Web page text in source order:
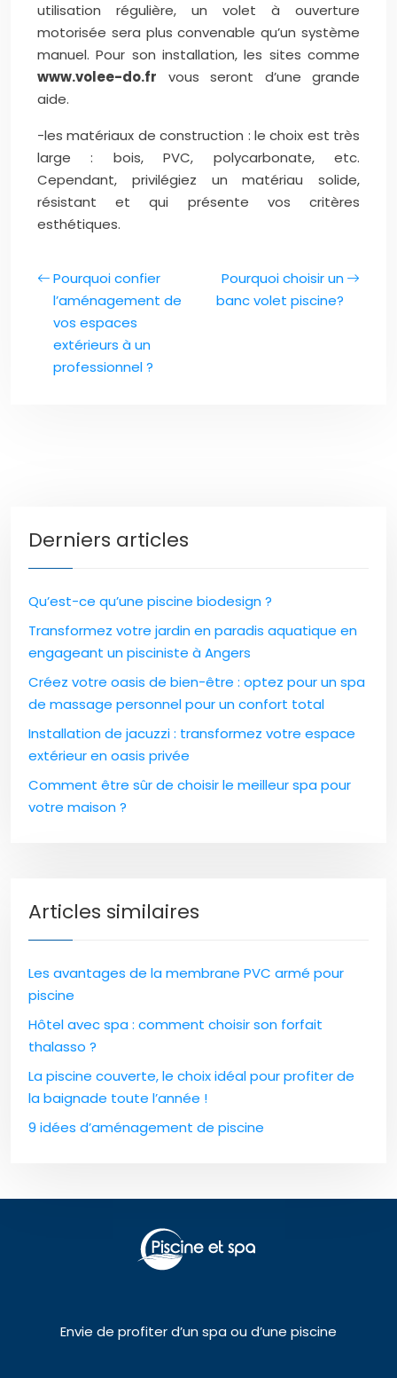
utilisation régulière, un volet à ouverture
motorisée sera plus convenable qu’un système
manuel. Pour son installation, les sites comme
www.volee-do.fr vous seront d’une grande
aide.
-les matériaux de construction : le choix est très
large : bois, PVC, polycarbonate, etc.
Cependant, privilégiez un matériau solide,
résistant et qui présente vos critères
esthétiques.
Pourquoi confier
l’aménagement de
vos espaces
extérieurs à un
professionnel ?
Pourquoi choisir un
banc volet piscine?
Derniers articles
Qu’est-ce qu’une piscine biodesign ?
Transformez votre jardin en paradis aquatique en
engageant un pisciniste à Angers
Créez votre oasis de bien-être : optez pour un spa
de massage personnel pour un confort total
Installation de jacuzzi : transformez votre espace
extérieur en oasis privée
Comment être sûr de choisir le meilleur spa pour
votre maison ?
Articles similaires
Les avantages de la membrane PVC armé pour
piscine
Hôtel avec spa : comment choisir son forfait
thalasso ?
La piscine couverte, le choix idéal pour profiter de
la baignade toute l’année !
9 idées d’aménagement de piscine
Envie de profiter d’un spa ou d’une piscine